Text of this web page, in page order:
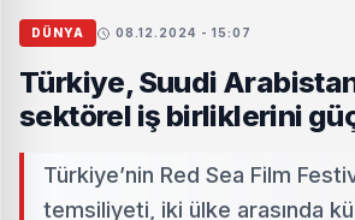
DÜNYA 08.12.2024 - 15:07
Türkiye, Suudi
sektörel iş birliklerini
Türkiye’nin Red Sea Film
temsiliyeti, iki ülke arasında